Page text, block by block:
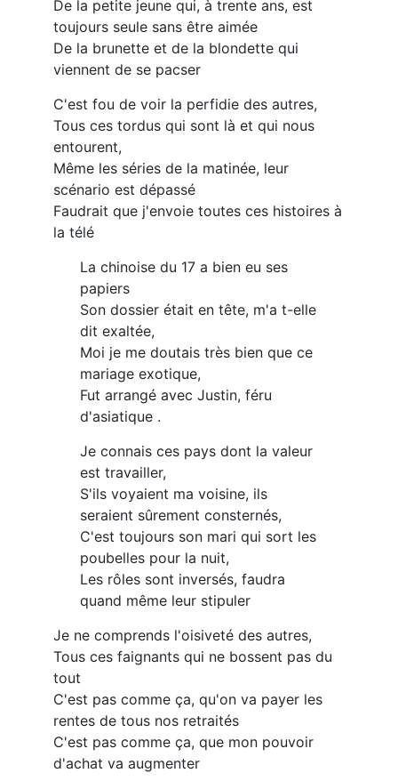
De la petite jeune qui, à trente ans, est
toujours seule sans être aimée
De la brunette et de la blondette qui
viennent de se pacser
C'est fou de voir la perfidie des autres,
Tous ces tordus qui sont là et qui nous
entourent,
Même les séries de la matinée, leur
scénario est dépassé
Faudrait que j'envoie toutes ces histoires à
la télé
La chinoise du 17 a bien eu ses
papiers
Son dossier était en tête, m'a t-elle
dit exaltée,
Moi je me doutais très bien que ce
mariage exotique,
Fut arrangé avec Justin, féru
d'asiatique .
Je connais ces pays dont la valeur
est travailler,
S'ils voyaient ma voisine, ils
seraient sûrement consternés,
C'est toujours son mari qui sort les
poubelles pour la nuit,
Les rôles sont inversés, faudra
quand même leur stipuler
Je ne comprends l'oisiveté des autres,
Tous ces faignants qui ne bossent pas du
tout
C'est pas comme ça, qu'on va payer les
rentes de tous nos retraités
C'est pas comme ça, que mon pouvoir
d'achat va augmenter